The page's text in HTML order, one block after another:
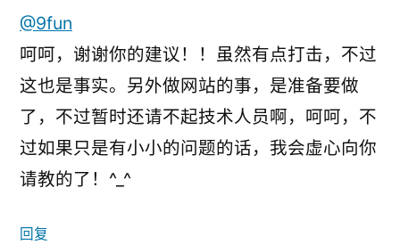
@9fun
呵呵，谢谢你的建议！！虽然有点打击，不过
这也是事实。另外做网站的事，是准备要做
了，不过暂时还请不起技术人员啊，呵呵，不
过如果只是有小小的问题的话，我会虚心向你
请教的了！^_^
回复